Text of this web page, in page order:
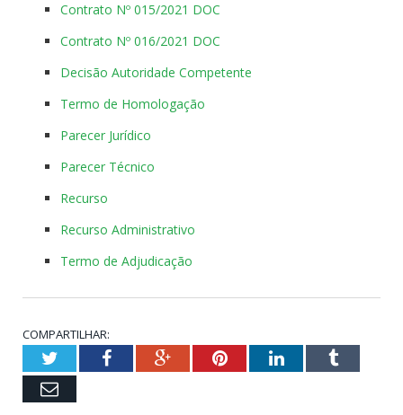
Contrato Nº 015/2021 DOC
Contrato Nº 016/2021 DOC
Decisão Autoridade Competente
Termo de Homologação
Parecer Jurídico
Parecer Técnico
Recurso
Recurso Administrativo
Termo de Adjudicação
COMPARTILHAR:
TwitterFacebookGoogle+PinterestLinkedInTumblr
Email